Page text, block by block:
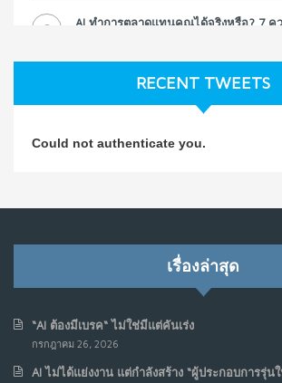
3
AI ทำการตลาดแทนคุณได้จริงหรือ? 7 ค
NO COMMENTS
Koe ในแบบอาจารย์บอม
รัฐอาจเป็นจุดเริ่มต้นของ “ขบวนการประ
6
RECENT TWEETS
Could not authenticate you.
เรื่องล่าสุด
“AI ต้องมีเบรค“ ไม่ใช่มีแต่คันเร่ง
กรกฎาคม 26, 2026
AI ไม่ได้แย่งงาน แต่กำลังสร้าง “ผู้ประกอบการรุ่น